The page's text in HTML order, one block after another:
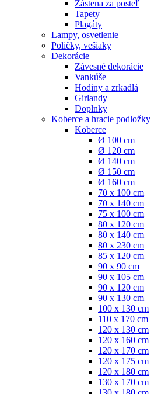
Zástena za posteľ
Tapety
Plagáty
Lampy, osvetlenie
Poličky, vešiaky
Dekorácie
Závesné dekorácie
Vankúše
Hodiny a zrkadlá
Girlandy
Doplnky
Koberce a hracie podložky
Koberce
Ø 100 cm
Ø 120 cm
Ø 140 cm
Ø 150 cm
Ø 160 cm
70 x 100 cm
70 x 140 cm
75 x 100 cm
80 x 120 cm
80 x 140 cm
80 x 230 cm
85 x 120 cm
90 x 90 cm
90 x 105 cm
90 x 120 cm
90 x 130 cm
100 x 130 cm
110 x 170 cm
120 x 130 cm
120 x 160 cm
120 x 170 cm
120 x 175 cm
120 x 180 cm
130 x 170 cm